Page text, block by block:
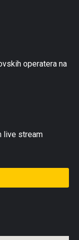
operatera na
live stream